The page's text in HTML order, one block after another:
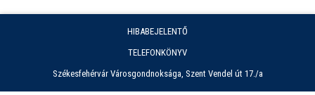
HIBABEJELENTŐ
TELEFONKÖNYV
Székesfehérvár Városgondnoksága, Szent Vendel út 17./a